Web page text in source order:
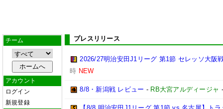
チーム
アカウント
ログイン
新規登録
プレスリリース
2026/27明治安田J1リーグ 第1節 セレッソ大阪
時 NEW
8/8・新潟戦 レビュー - RB大宮アルディージャ